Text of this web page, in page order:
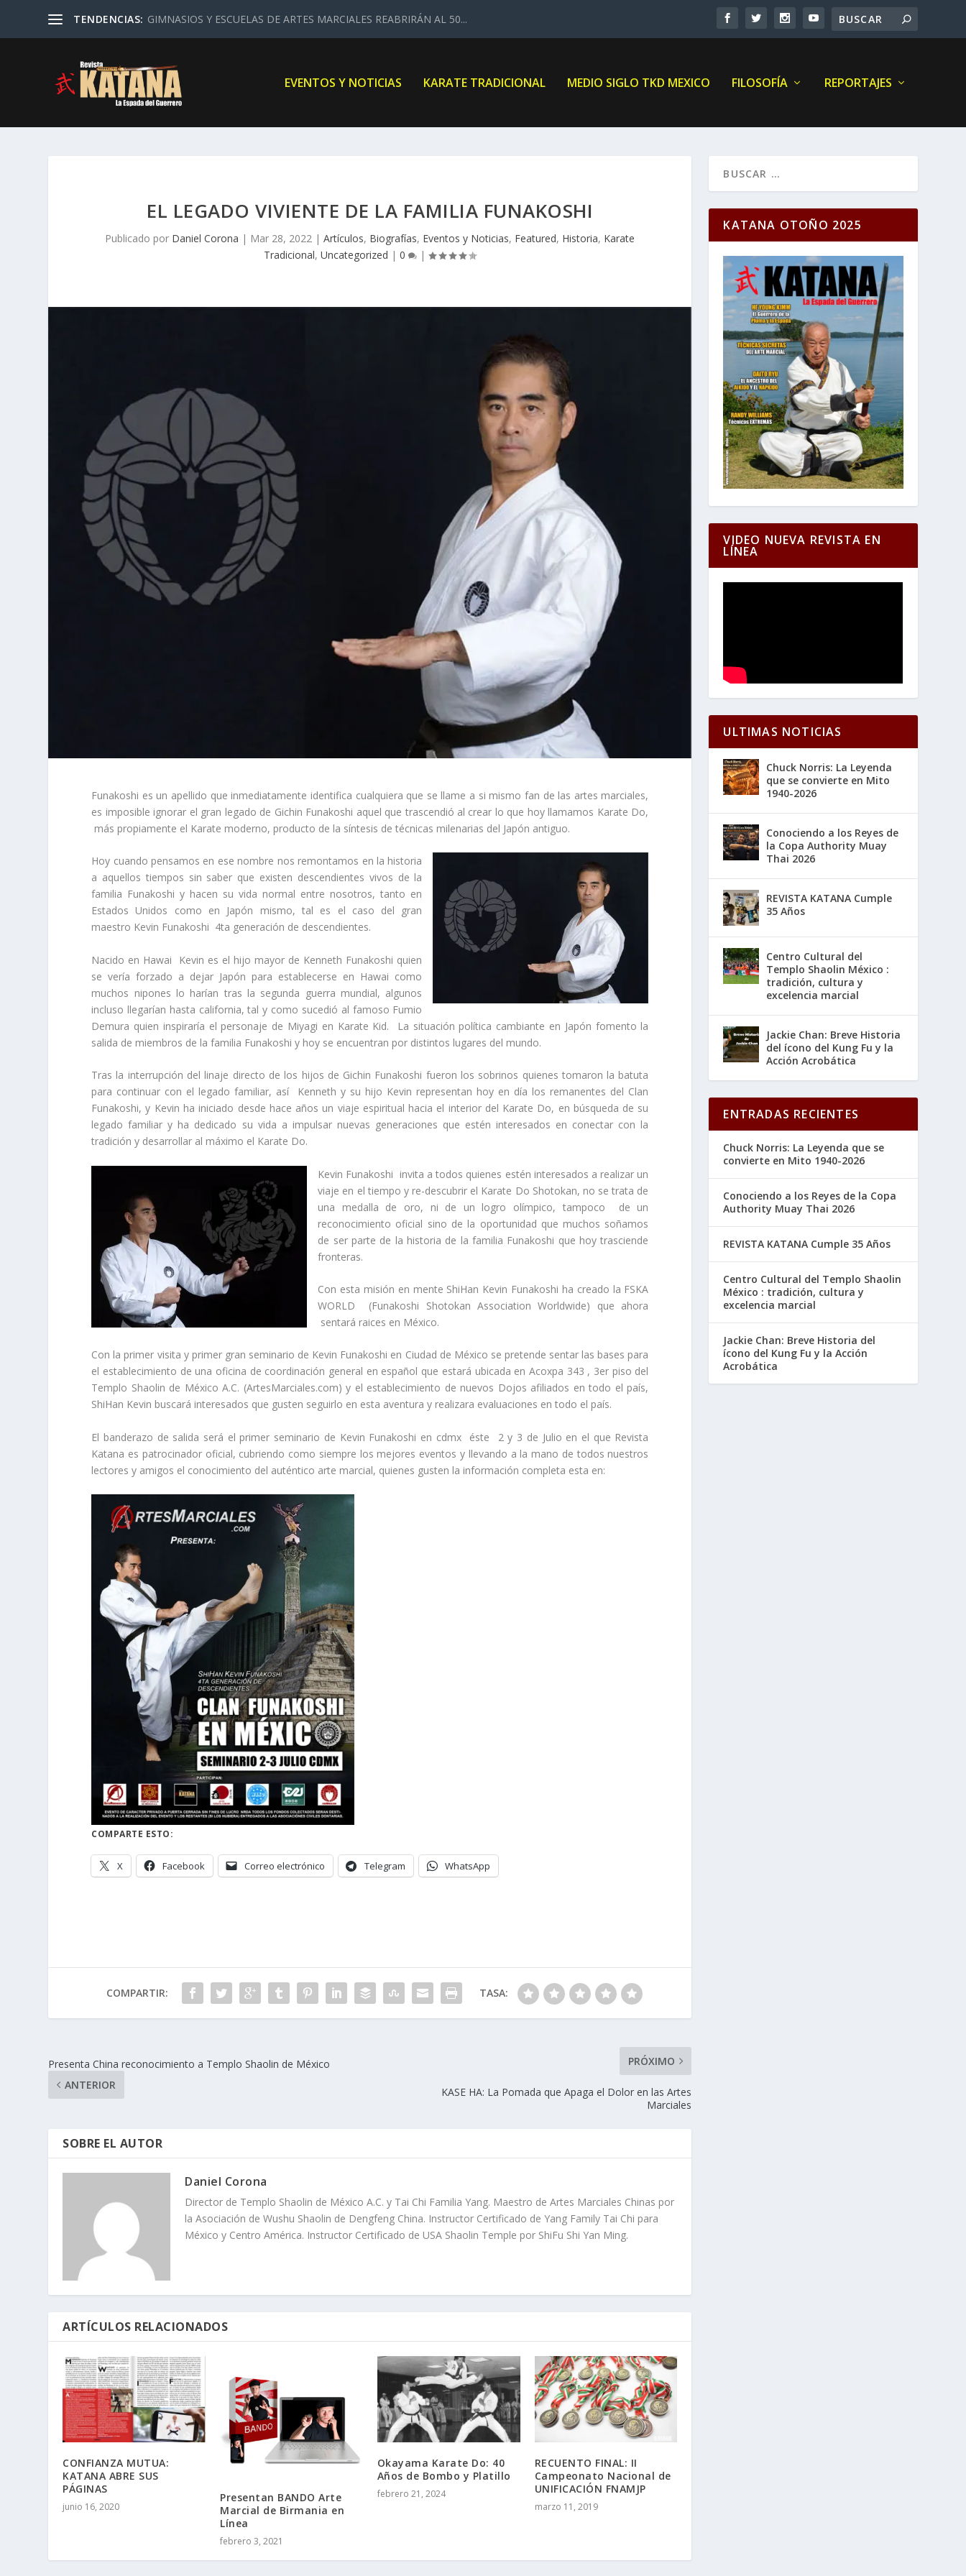
TENDENCIAS: GIMNASIOS Y ESCUELAS DE ARTES MARCIALES REABRIRÁN AL 50...
EVENTOS Y NOTICIAS KARATE TRADICIONAL MEDIO SIGLO TKD MEXICO FILOSOFÍA REPORTAJES
EL LEGADO VIVIENTE DE LA FAMILIA FUNAKOSHI
Publicado por Daniel Corona | Mar 28, 2022 |Artículos, Biografías, Eventos y Noticias, Featured, Historia, Karate
Tradicional,Uncategorized |0 |
Funakoshi es un apellido que inmediatamente identifica cualquiera que se llame a si mismo fan de las artes marciales,
es imposible ignorar el gran legado de Gichin Funakoshi aquel que trascendió al crear lo que hoy llamamos Karate Do,
más propiamente el Karate moderno, producto de la síntesis de técnicas milenarias del Japón antiguo.
Hoy cuando pensamos en ese nombre nos remontamos en la historia
a aquellos tiempos sin saber que existen descendientes vivos de la
familia Funakoshi y hacen su vida normal entre nosotros, tanto en
Estados Unidos como en Japón mismo, tal es el caso del gran
maestro Kevin Funakoshi 4ta generación de descendientes.
Nacido en Hawai Kevin es el hijo mayor de Kenneth Funakoshi quien
se vería forzado a dejar Japón para establecerse en Hawai como
muchos nipones lo harían tras la segunda guerra mundial, algunos
incluso llegarían hasta california, tal y como sucedió al famoso Fumio
Demura quien inspiraría el personaje de Miyagi en Karate Kid. La situación política cambiante en Japón fomento la
salida de miembros de la familia Funakoshi y hoy se encuentran por distintos lugares del mundo.
Tras la interrupción del linaje directo de los hijos de Gichin Funakoshi fueron los sobrinos quienes tomaron la batuta
para continuar con el legado familiar, así Kenneth y su hijo Kevin representan hoy en día los remanentes del Clan
Funakoshi, y Kevin ha iniciado desde hace años un viaje espiritual hacia el interior del Karate Do, en búsqueda de su
legado familiar y ha dedicado su vida a impulsar nuevas generaciones que estén interesados en conectar con la
tradición y desarrollar al máximo el Karate Do.
Kevin Funakoshi invita a todos quienes estén interesados a realizar un
viaje en el tiempo y re-descubrir el Karate Do Shotokan, no se trata de
una medalla de oro, ni de un logro olímpico, tampoco de un
reconocimiento oficial sino de la oportunidad que muchos soñamos
de ser parte de la historia de la familia Funakoshi que hoy trasciende
fronteras.
Con esta misión en mente ShiHan Kevin Funakoshi ha creado la FSKA
WORLD (Funakoshi Shotokan Association Worldwide) que ahora
sentará raices en México.
Con la primer visita y primer gran seminario de Kevin Funakoshi en Ciudad de México se pretende sentar las bases para
el establecimiento de una oficina de coordinación general en español que estará ubicada en Acoxpa 343 , 3er piso del
Templo Shaolin de México A.C. (ArtesMarciales.com) y el establecimiento de nuevos Dojos afiliados en todo el país,
ShiHan Kevin buscará interesados que gusten seguirlo en esta aventura y realizara evaluaciones en todo el país.
El banderazo de salida será el primer seminario de Kevin Funakoshi en cdmx éste 2 y 3 de Julio en el que Revista
Katana es patrocinador oficial, cubriendo como siempre los mejores eventos y llevando a la mano de todos nuestros
lectores y amigos el conocimiento del auténtico arte marcial, quienes gusten la información completa esta en:
COMPARTE ESTO:
X Facebook Correo electrónico Telegram WhatsApp
COMPARTIR: TASA:
Presenta China reconocimiento a Templo Shaolin de México
ANTERIOR
PRÓXIMO
KASE HA: La Pomada que Apaga el Dolor en las Artes
Marciales
SOBRE EL AUTOR
Daniel Corona
Director de Templo Shaolin de México A.C. y Tai Chi Familia Yang. Maestro de Artes Marciales Chinas por
la Asociación de Wushu Shaolin de Dengfeng China. Instructor Certificado de Yang Family Tai Chi para
México y Centro América. Instructor Certificado de USA Shaolin Temple por ShiFu Shi Yan Ming.
ARTÍCULOS RELACIONADOS
CONFIANZA MUTUA:
KATANA ABRE SUS
PÁGINAS
junio 16, 2020
Presentan BANDO Arte
Marcial de Birmania en
Línea
febrero 3, 2021
Okayama Karate Do: 40
Años de Bombo y Platillo
febrero 21, 2024
RECUENTO FINAL: II
Campeonato Nacional de
UNIFICACIÓN FNAMJP
marzo 11, 2019
KATANA OTOÑO 2025
VIDEO NUEVA REVISTA EN
LÍNEA
ULTIMAS NOTICIAS
Chuck Norris: La Leyenda
que se convierte en Mito
1940-2026
Conociendo a los Reyes de
la Copa Authority Muay
Thai 2026
REVISTA KATANA Cumple
35 Años
Centro Cultural del
Templo Shaolin México :
tradición, cultura y
excelencia marcial
Jackie Chan: Breve Historia
del ícono del Kung Fu y la
Acción Acrobática
ENTRADAS RECIENTES
Chuck Norris: La Leyenda que se
convierte en Mito 1940-2026
Conociendo a los Reyes de la Copa
Authority Muay Thai 2026
REVISTA KATANA Cumple 35 Años
Centro Cultural del Templo Shaolin
México : tradición, cultura y
excelencia marcial
Jackie Chan: Breve Historia del
ícono del Kung Fu y la Acción
Acrobática